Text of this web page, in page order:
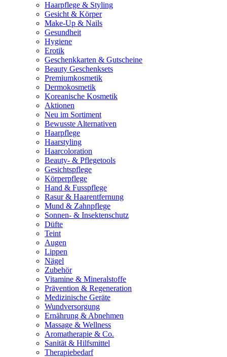
Haarpflege & Styling
Gesicht & Körper
Make-Up & Nails
Gesundheit
Hygiene
Erotik
Geschenkkarten & Gutscheine
Beauty Geschenksets
Premiumkosmetik
Dermokosmetik
Koreanische Kosmetik
Aktionen
Neu im Sortiment
Bewusste Alternativen
Haarpflege
Haarstyling
Haarcoloration
Beauty- & Pflegetools
Gesichtspflege
Körperpflege
Hand & Fusspflege
Rasur & Haarentfernung
Mund & Zahnpflege
Sonnen- & Insektenschutz
Düfte
Teint
Augen
Lippen
Nägel
Zubehör
Vitamine & Mineralstoffe
Prävention & Regeneration
Medizinische Geräte
Wundversorgung
Ernährung & Abnehmen
Massage & Wellness
Aromatherapie & Co.
Sanität & Hilfsmittel
Therapiebedarf